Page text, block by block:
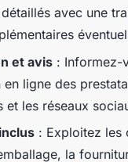
avec une
et avis : Informez-
en ligne des
et les réseaux
: Exploitez les
la